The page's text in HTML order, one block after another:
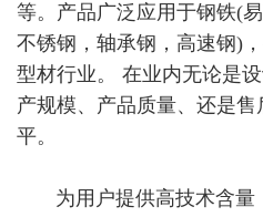
等。产品广泛应用于钢铁(
不锈钢，轴承钢，高速钢)
型材行业。 在业内无论是
产规模、产品质量、还是
平。
为用户提供高技术含量